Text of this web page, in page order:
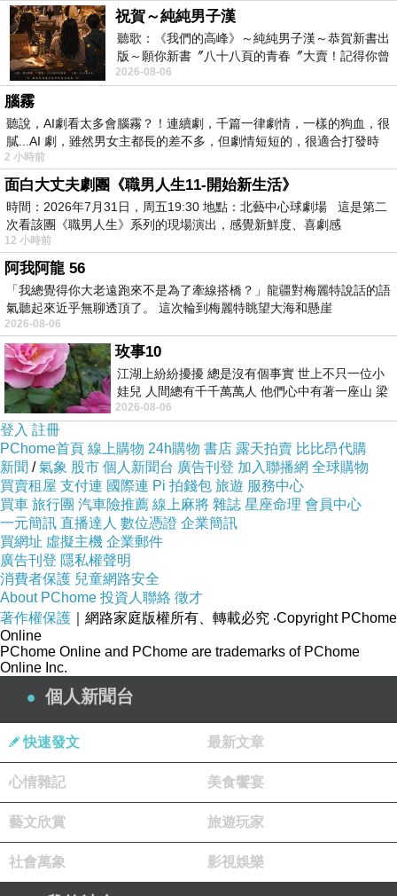
溫度升高出酒迅速..........
只需四天釀滿酒窩..........
祝賀～純純男子漢
聽歌：《我們的高峰》～純純男子漢～恭賀新書出
版～願你新書〞八十八頁的青春〞大賣！記得你曾
經在我的版留言…「好讚的圖^^感覺大家
2026-08-06
腦霧
聽說，AI劇看太多會腦霧？！連續劇，千篇一律劇情，一樣的狗血，很
膩...AI 劇，雖然男女主都長的差不多，但劇情短短的，很適合打發時
2 小時前
面白大丈夫劇團《職男人生11-開始新生活》
時間：2026年7月31日，周五19:30 地點：北藝中心球劇場 這是第二
次看該團《職男人生》系列的現場演出，感覺新鮮度、喜劇感
12 小時前
阿我阿龍 56
「我總覺得你大老遠跑來不是為了牽線搭橋？」龍疆對梅麗特說話的語
氣聽起來近乎無聊透頂了。 這次輪到梅麗特眺望大海和懸崖
2026-08-06
玫事10
江湖上紛紛擾擾 總是沒有個事實 世上不只一位小
娃兒 人間總有千千萬萬人 他們心中有著一座山 梁
山佛山泰華衡恆嵩 一山之高
2026-08-06
登入 註冊
PChome首頁 線上購物 24h購物 書店 露天拍賣 比比昂代購
新聞 /氣象 股市 個人新聞台 廣告刊登 加入聯播網 全球購物
買賣租屋 支付連 國際連 Pi 拍錢包 旅遊 服務中心
買車 旅行團 汽車險推薦 線上麻將 雜誌 星座命理 會員中心
一元簡訊 直播達人 數位憑證 企業簡訊
買網址 虛擬主機 企業郵件
廣告刊登 隱私權聲明
消費者保護 兒童網路安全
About PChome 投資人聯絡 徵才
著作權保護 ｜網路家庭版權所有、轉載必究 ‧Copyright PChome
Online
PChome Online and PChome are trademarks of PChome
Online Inc.
個人新聞台
快速發文 最新文章
心情雜記 美食饗宴
藝文欣賞 旅遊玩家
社會萬象 影視娛樂